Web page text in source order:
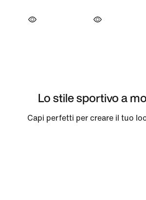
Lo stile sportivo a
Capi perfetti per creare il tuo